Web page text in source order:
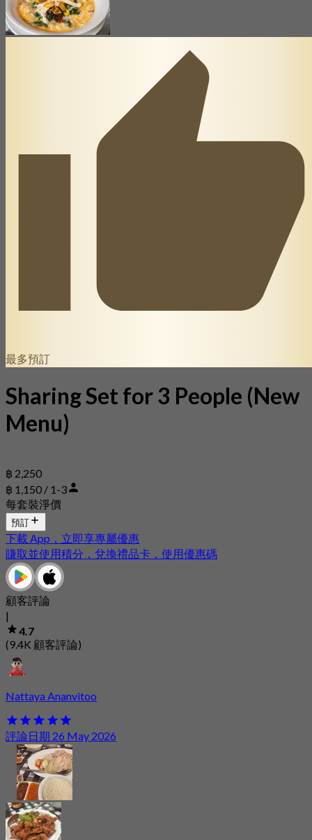
最多預訂
Sharing Set for 3 People (New
Menu)
฿ 2,250
฿ 1,150 / 1-3
每套裝淨價
預訂
下載 App，立即享專屬優惠
賺取並使用積分，兌換禮品卡，使用優惠碼
顧客評論
|
4.7
(9.4K 顧客評論)
Nattaya Ananvitoo
評論日期 26 May 2026